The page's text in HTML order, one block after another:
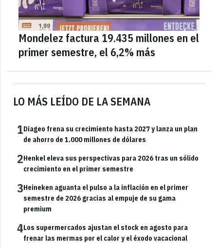
LO MÁS LEÍDO DE LA SEMANA
1Diageo frena su crecimiento hasta 2027 y lanza un plan
de ahorro de 1.000 millones de dólares
2Henkel eleva sus perspectivas para 2026 tras un sólido
crecimiento en el primer semestre
3Heineken aguanta el pulso a la inflación en el primer
semestre de 2026 gracias al empuje de su gama
premium
4Los supermercados ajustan el stock en agosto para
frenar las mermas por el calor y el éxodo vacacional
Mondelez factura 19.435 millones en el
primer semestre, el 6,2% más